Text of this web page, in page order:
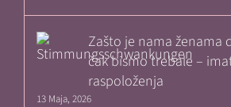
Zašto je nama ženama
čak bismo trebale –
raspoloženja
13 Maja, 2026